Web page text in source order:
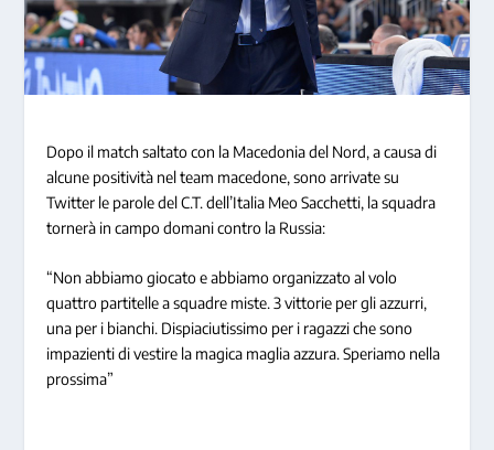
Dopo il match saltato con la Macedonia del Nord, a causa di
alcune positività nel team macedone, sono arrivate su
Twitter le parole del C.T. dell’Italia Meo Sacchetti, la squadra
tornerà in campo domani contro la Russia:
“Non abbiamo giocato e abbiamo organizzato al volo
quattro partitelle a squadre miste. 3 vittorie per gli azzurri,
una per i bianchi. Dispiaciutissimo per i ragazzi che sono
impazienti di vestire la magica maglia azzura. Speriamo nella
prossima”